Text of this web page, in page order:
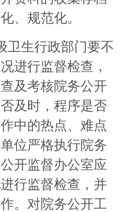
、规范化。
生行政部门要不
进行监督检查，
及考核院务公开
及时，程序是否
中的热点、难点
位严格执行院务
开监督办公室应
行监督检查，并
。对院务公开工